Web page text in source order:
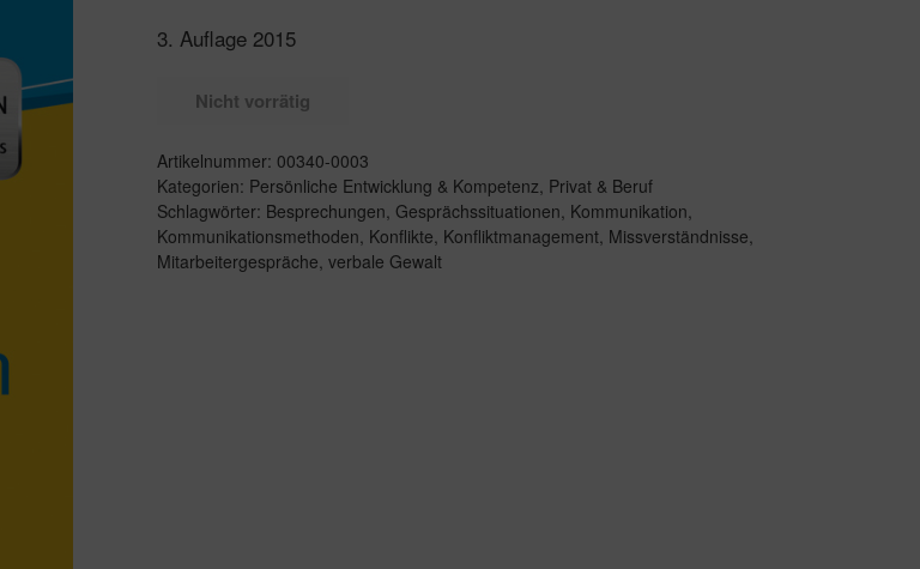
3. Auflage 2015
Nicht vorrätig
Artikelnummer: 00340-0003
Kategorien: Persönliche Entwicklung & Kompetenz, Privat & Beruf
Schlagwörter: Besprechungen, Gesprächssituationen, Kommunikation,
Kommunikationsmethoden, Konflikte, Konfliktmanagement, Missverständnisse,
Mitarbeitergespräche, verbale Gewalt